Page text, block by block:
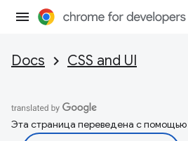
Docs CSS and UI
Эта страница переведена с помощью